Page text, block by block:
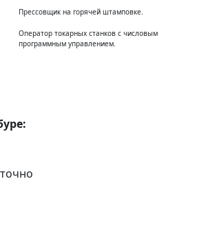
Прессовщик на горячей штамповке.
Оператор токарных станков с числовым
программным управлением.